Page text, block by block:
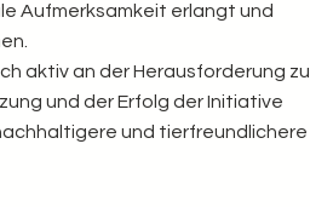
Aufmerksamkeit erlangt und
aktiv an der Herausforderung zu
und der Erfolg der Initiative
und tierfreundlichere